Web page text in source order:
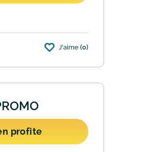
sur la
J'aime (0)
profite